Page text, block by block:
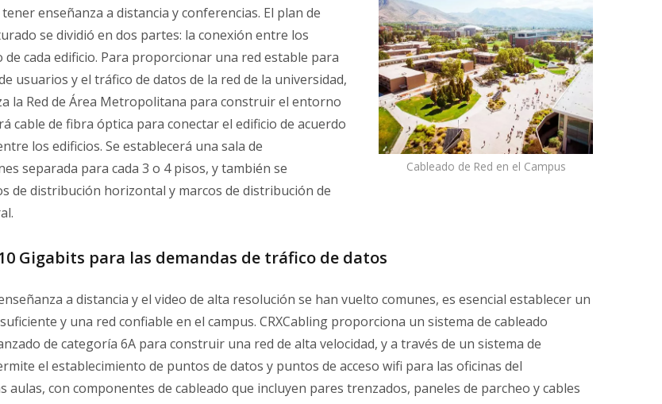
Cableado de Red en el Campus
enseñanza a distancia y conferencias. El plan de
se dividió en dos partes: la conexión entre los
de cada edificio. Para proporcionar una red estable para
usuarios y el tráfico de datos de la red de la universidad,
la Red de Área Metropolitana para construir el entorno
cable de fibra óptica para conectar el edificio de acuerdo
los edificios. Se establecerá una sala de
separada para cada 3 o 4 pisos, y también se
de distribución horizontal y marcos de distribución de
Gigabits para las demandas de tráfico de datos
a distancia y el video de alta resolución se han vuelto comunes, es esencial establecer un
y una red confiable en el campus. CRXCabling proporciona un sistema de cableado
de categoría 6A para construir una red de alta velocidad, y a través de un sistema de
el establecimiento de puntos de datos y puntos de acceso wifi para las oficinas del
aulas, con componentes de cableado que incluyen pares trenzados, paneles de parcheo y cables